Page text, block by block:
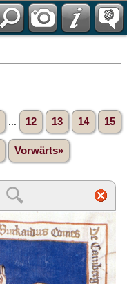
12 13 14 15
Vorwärts»